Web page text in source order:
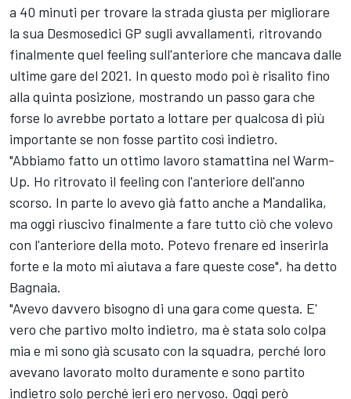
a 40 minuti per trovare la strada giusta per migliorare
la sua Desmosedici GP sugli avvallamenti, ritrovando
finalmente quel feeling sull'anteriore che mancava dalle
ultime gare del 2021. In questo modo poi è risalito fino
alla quinta posizione, mostrando un passo gara che
forse lo avrebbe portato a lottare per qualcosa di più
importante se non fosse partito così indietro.
"Abbiamo fatto un ottimo lavoro stamattina nel Warm-
Up. Ho ritrovato il feeling con l'anteriore dell'anno
scorso. In parte lo avevo già fatto anche a Mandalika,
ma oggi riuscivo finalmente a fare tutto ciò che volevo
con l'anteriore della moto. Potevo frenare ed inserirla
forte e la moto mi aiutava a fare queste cose", ha detto
Bagnaia.
"Avevo davvero bisogno di una gara come questa. E'
vero che partivo molto indietro, ma è stata solo colpa
mia e mi sono già scusato con la squadra, perché loro
avevano lavorato molto duramente e sono partito
indietro solo perché ieri ero nervoso. Oggi però